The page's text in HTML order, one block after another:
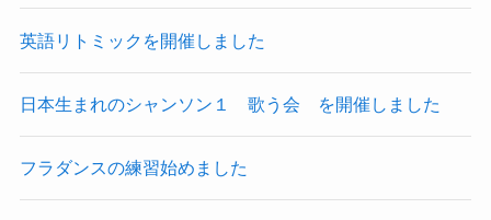
英語リトミックを開催しました
日本生まれのシャンソン１ 歌う会 を開催しました
フラダンスの練習始めました